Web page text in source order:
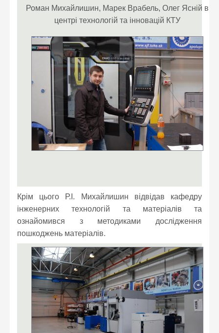
Роман Михайлишин, Марек Врабель, Олег Ясній в
центрі технологій та інновацій КТУ
Крім цього Р.І. Михайлишин відвідав кафедру
інженерних технологій та матеріалів та
ознайомився з методиками дослідження
пошкоджень матеріалів.